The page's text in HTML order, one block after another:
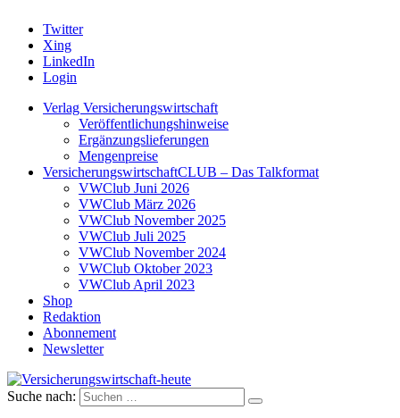
Twitter
Xing
LinkedIn
Login
Verlag Versicherungswirtschaft
Veröffentlichungshinweise
Ergänzungslieferungen
Mengenpreise
VersicherungswirtschaftCLUB – Das Talkformat
VWClub Juni 2026
VWClub März 2026
VWClub November 2025
VWClub Juli 2025
VWClub November 2024
VWClub Oktober 2023
VWClub April 2023
Shop
Redaktion
Abonnement
Newsletter
Versicherungswirtschaft-heute
Suche nach: